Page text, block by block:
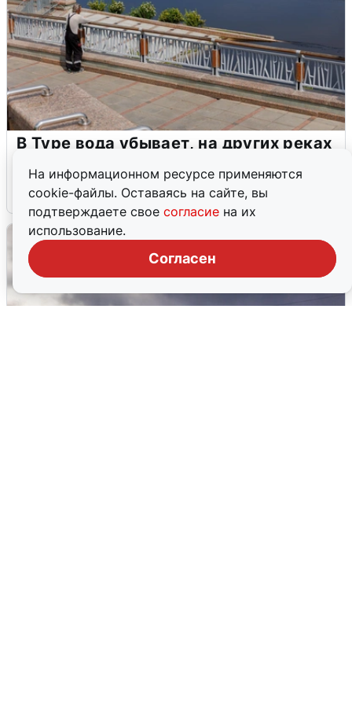
На информационном ресурсе применяются
cookie-файлы. Оставаясь на сайте, вы
подтверждаете свое согласие на их
использование.
Согласен
В Туре вода убывает, на других реках
4 августа 0